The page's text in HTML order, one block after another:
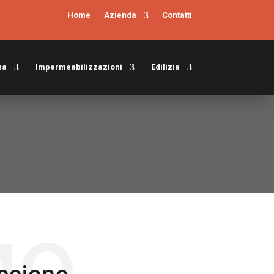
Home Azienda Contatti
Impermeabilizzazioni Edilizia